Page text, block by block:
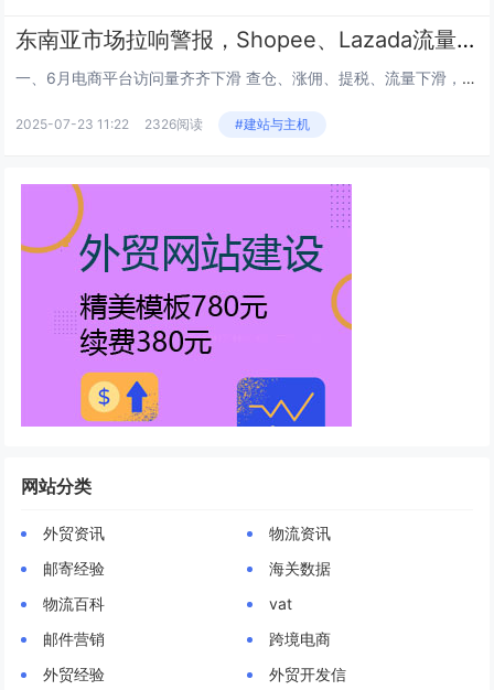
东南亚市场拉响警报，Shopee、Lazada流量齐齐下滑
一、6月电商平台访问量齐齐下滑 查仓、涨佣、提税、流量下滑，东南亚这块全球公认的电商宝地，正成为一些卖家的“梦魇”。...
2025-07-23 11:22 2326阅读 #建站与主机
网站分类
外贸资讯
物流资讯
邮寄经验
海关数据
物流百科
vat
邮件营销
跨境电商
外贸经验
外贸开发信